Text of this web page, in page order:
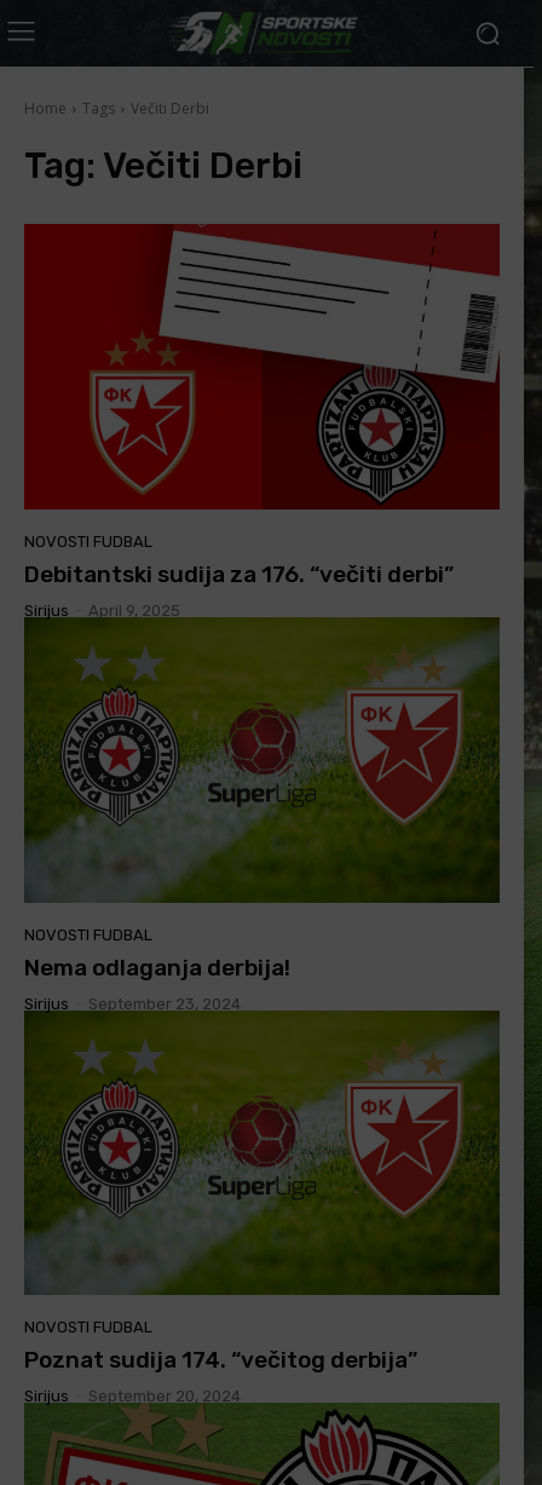
Home Tags Večiti Derbi
Tag: Večiti Derbi
NOVOSTI FUDBAL
Debitantski sudija za 176. “večiti derbi”
Sirijus April 9, 2025
NOVOSTI FUDBAL
Nema odlaganja derbija!
Sirijus September 23, 2024
NOVOSTI FUDBAL
Poznat sudija 174. “večitog derbija”
Sirijus September 20, 2024